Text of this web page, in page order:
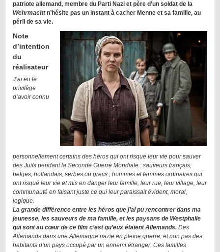
patriote allemand, membre du Parti Nazi et père d’un soldat de la
Wehrmachtn’hésite pas un instant à cacher Menne et sa famille, au
péril de sa vie.
Note
d’intention
du
réalisateur
J’ai eu le
privilège
d’avoir connu
personnellement certains des héros qui ont risqué leur vie pour sauver
des Juifs pendant la Seconde Guerre Mondiale : sauveurs français,
belges, hollandais, serbes ou grecs ; hommes et femmes ordinaires qui
ont risqué leur vie et mis en danger leur famille, leur rue, leur village, leur
communauté en faisant juste ce qui leur paraissait évident, moral,
logique.
La grande différence entre les héros que j’ai pu rencontrer dans ma
jeunesse, les sauveurs de ma famille, et les paysans de Westphalie
qui sont au cœur de ce film c’est qu’eux étaient Allemands. Des
Allemands dans une Allemagne nazie en pleine guerre, et non pas des
habitants d’un pays occupé par un ennemi étranger. Ces familles